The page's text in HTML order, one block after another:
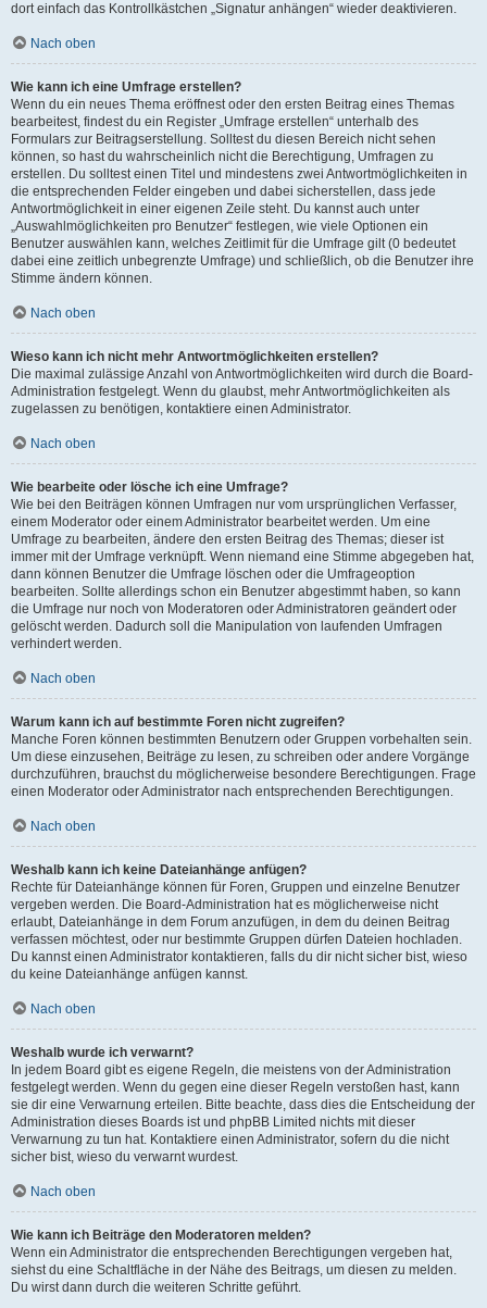
dort einfach das Kontrollkästchen „Signatur anhängen“ wieder deaktivieren.
Nach oben
Wie kann ich eine Umfrage erstellen?
Wenn du ein neues Thema eröffnest oder den ersten Beitrag eines Themas
bearbeitest, findest du ein Register „Umfrage erstellen“ unterhalb des
Formulars zur Beitragserstellung. Solltest du diesen Bereich nicht sehen
können, so hast du wahrscheinlich nicht die Berechtigung, Umfragen zu
erstellen. Du solltest einen Titel und mindestens zwei Antwortmöglichkeiten in
die entsprechenden Felder eingeben und dabei sicherstellen, dass jede
Antwortmöglichkeit in einer eigenen Zeile steht. Du kannst auch unter
„Auswahlmöglichkeiten pro Benutzer“ festlegen, wie viele Optionen ein
Benutzer auswählen kann, welches Zeitlimit für die Umfrage gilt (0 bedeutet
dabei eine zeitlich unbegrenzte Umfrage) und schließlich, ob die Benutzer ihre
Stimme ändern können.
Nach oben
Wieso kann ich nicht mehr Antwortmöglichkeiten erstellen?
Die maximal zulässige Anzahl von Antwortmöglichkeiten wird durch die Board-
Administration festgelegt. Wenn du glaubst, mehr Antwortmöglichkeiten als
zugelassen zu benötigen, kontaktiere einen Administrator.
Nach oben
Wie bearbeite oder lösche ich eine Umfrage?
Wie bei den Beiträgen können Umfragen nur vom ursprünglichen Verfasser,
einem Moderator oder einem Administrator bearbeitet werden. Um eine
Umfrage zu bearbeiten, ändere den ersten Beitrag des Themas; dieser ist
immer mit der Umfrage verknüpft. Wenn niemand eine Stimme abgegeben hat,
dann können Benutzer die Umfrage löschen oder die Umfrageoption
bearbeiten. Sollte allerdings schon ein Benutzer abgestimmt haben, so kann
die Umfrage nur noch von Moderatoren oder Administratoren geändert oder
gelöscht werden. Dadurch soll die Manipulation von laufenden Umfragen
verhindert werden.
Nach oben
Warum kann ich auf bestimmte Foren nicht zugreifen?
Manche Foren können bestimmten Benutzern oder Gruppen vorbehalten sein.
Um diese einzusehen, Beiträge zu lesen, zu schreiben oder andere Vorgänge
durchzuführen, brauchst du möglicherweise besondere Berechtigungen. Frage
einen Moderator oder Administrator nach entsprechenden Berechtigungen.
Nach oben
Weshalb kann ich keine Dateianhänge anfügen?
Rechte für Dateianhänge können für Foren, Gruppen und einzelne Benutzer
vergeben werden. Die Board-Administration hat es möglicherweise nicht
erlaubt, Dateianhänge in dem Forum anzufügen, in dem du deinen Beitrag
verfassen möchtest, oder nur bestimmte Gruppen dürfen Dateien hochladen.
Du kannst einen Administrator kontaktieren, falls du dir nicht sicher bist, wieso
du keine Dateianhänge anfügen kannst.
Nach oben
Weshalb wurde ich verwarnt?
In jedem Board gibt es eigene Regeln, die meistens von der Administration
festgelegt werden. Wenn du gegen eine dieser Regeln verstoßen hast, kann
sie dir eine Verwarnung erteilen. Bitte beachte, dass dies die Entscheidung der
Administration dieses Boards ist und phpBB Limited nichts mit dieser
Verwarnung zu tun hat. Kontaktiere einen Administrator, sofern du die nicht
sicher bist, wieso du verwarnt wurdest.
Nach oben
Wie kann ich Beiträge den Moderatoren melden?
Wenn ein Administrator die entsprechenden Berechtigungen vergeben hat,
siehst du eine Schaltfläche in der Nähe des Beitrags, um diesen zu melden.
Du wirst dann durch die weiteren Schritte geführt.